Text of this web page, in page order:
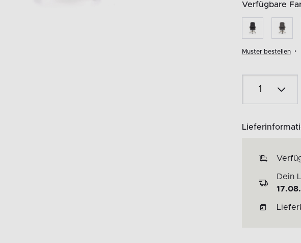
Verfügbare
Muster bestellen
Dein